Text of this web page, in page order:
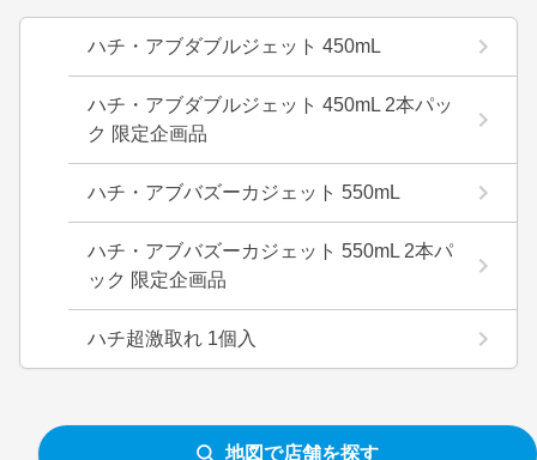
ハチ・アブダブルジェット 450mL
ハチ・アブダブルジェット 450mL 2本パッ
ク 限定企画品
ハチ・アブバズーカジェット 550mL
ハチ・アブバズーカジェット 550mL 2本パ
ック 限定企画品
ハチ超激取れ 1個入
地図で店舗を探す